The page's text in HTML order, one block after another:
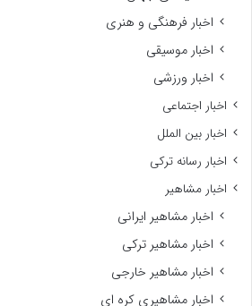
اخبار فرهنگی و هنری
اخبار موسیقی
اخبار ورزشی
اخبار اجتماعی
اخبار بین الملل
اخبار رسانه ترکی
اخبار مشاهیر
اخبار مشاهیر ایرانی
اخبار مشاهیر ترکی
اخبار مشاهیر خارجی
اخبار مشاهیری کره ای